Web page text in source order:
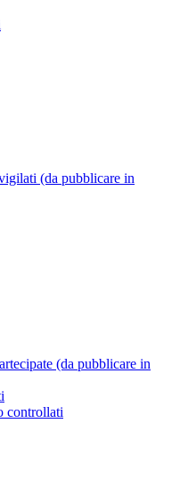
(da pubblicare in
(da pubblicare in
controllati